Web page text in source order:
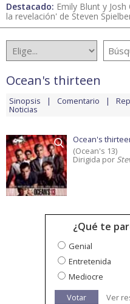
Destacado: Emily Blunt y
la revelación' de Steven
Ocean's thirteen
Sinopsis Comentario
Noticias
Ocean's
(Ocean's 13)
Dirigida por
¿Qué te
Genial
Entretenida
Mediocre
Votar
Ver